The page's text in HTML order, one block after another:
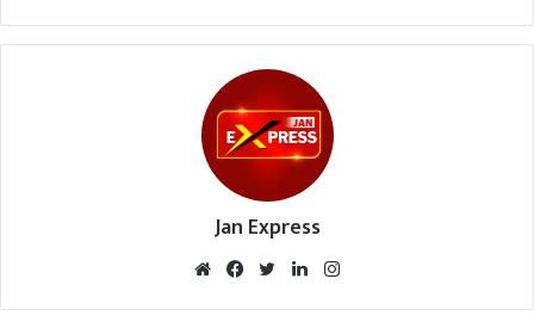
Jan Express
We Fac Twi Lin